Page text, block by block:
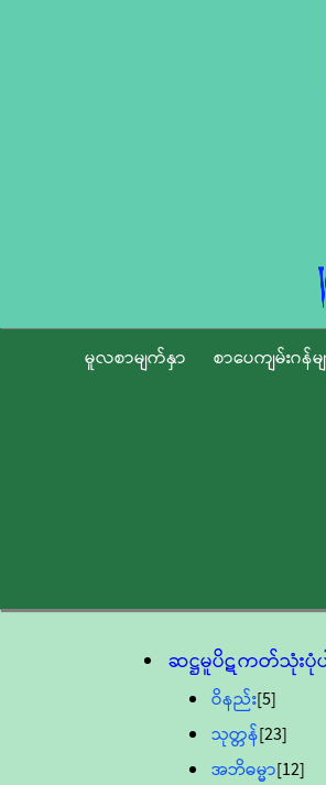
မူလစာမျက်နှာ စာပေကျမ်းဂန်မျ
ဆဋ္ဌမူပိဋကတ်သုံးပုံ
ဝိနည်း[5]
သုတ္တန်[23]
အဘိဓမ္မာ[12]